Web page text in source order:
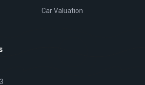
Car Valuation